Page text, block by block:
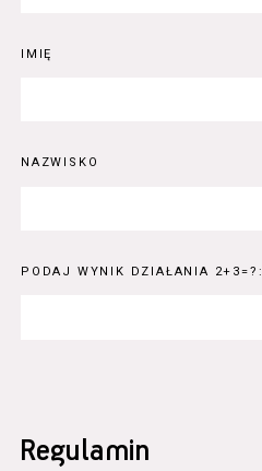
IMIĘ
NAZWISKO
PODAJ WYNIK DZIAŁANIA 2+3=?:
Regulamin